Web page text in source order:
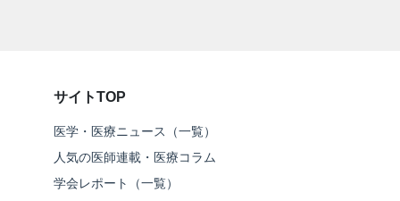
サイトTOP
医学・医療ニュース（一覧）
人気の医師連載・医療コラム
学会レポート（一覧）